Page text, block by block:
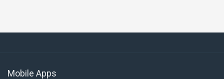
Mobile Apps